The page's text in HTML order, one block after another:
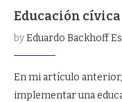
Educación
byEduardo Backhoff
En mi artículo anterior,
implementar una